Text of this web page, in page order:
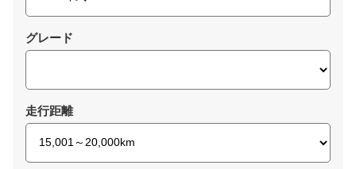
グレード
走行距離